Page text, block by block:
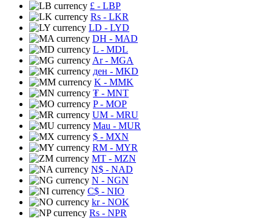
£ - LBP
Rs - LKR
LD - LYD
DH - MAD
L - MDL
Ar- MGA
ден - MKD
K - MMK
₮ - MNT
P- MOP
UM - MRU
Mau - MUR
$ - MXN
RM - MYR
MT - MZN
N$ - NAD
N - NGN
C$ - NIO
kr- NOK
Rs - NPR